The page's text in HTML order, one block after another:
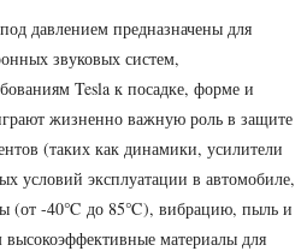
давлением предназначены для
звуковых систем,
Tesla к посадке, форме и
жизненно важную роль в защите
(таких как динамики, усилители
условий эксплуатации в автомобиле,
(от -40℃ до 85℃), вибрацию, пыль и
материалы для